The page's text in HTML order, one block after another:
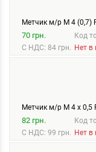
Метчик м/р М 4 (0,7)
70 грн.
С НДС: 84 грн.
Код
Нет в
Метчик м/р М 4 х 0,5
82 грн.
С НДС: 99 грн.
Код
Нет в